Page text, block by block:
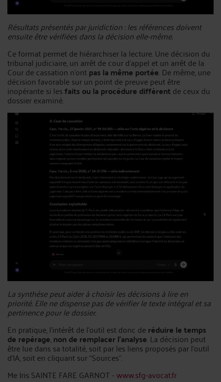
Résultats présentés par juridiction : les références doivent
ensuite être vérifiées dans la décision elle-même.
Ce format permet de hiérarchiser la lecture. Une décision du
tribunal judiciaire, un arrêt de cour d'appel et un arrêt de la
Cour de cassation n'ontpas la même portée. De même, une
décision favorable sur un point de preuve peut être
inopérante si lesfaits ou la procédure diffèrentde ceux du
dossier examiné.
La synthèse peut aider à choisir les décisions à lire en
priorité. Elle ne dispense pas de vérifier le texte intégral et sa
pertinence pour le dossier.
En pratique, l'intérêt de l'outil est donc deréduire le temps
de repérage,non de remplacer l'analyse. La décision peut
être lue dans sa totalité, soit par les liens proposés par l’outil
d’IA, soit en cliquant sur “Sources”.
Me Iris SAINTE FARE GARNOT -www.sfg-avocat.fr